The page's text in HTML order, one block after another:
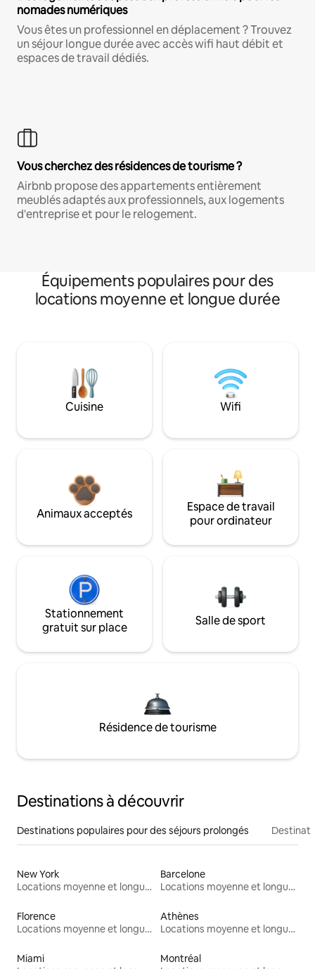
nomades numériques
Vous êtes un professionnel en déplacement ? Trouvez
un séjour longue durée avec accès wifi haut débit et
espaces de travail dédiés.
Vous cherchez des résidences de tourisme ?
Airbnb propose des appartements entièrement
meublés adaptés aux professionnels, aux logements
d'entreprise et pour le relogement.
Équipements populaires pour des
locations moyenne et longue durée
Cuisine Wifi
Animaux acceptés
Espace de travail
pour ordinateur
Stationnement
gratuit sur place
Salle de sport
Résidence de tourisme
Destinations à découvrir
Destinations populaires pour des séjours prolongés
New York
Locations moyenne et longue durée
Barcelone
Locations moyenne et longue durée
Florence
Locations moyenne et longue durée
Athènes
Locations moyenne et longue durée
Miami
Montréal